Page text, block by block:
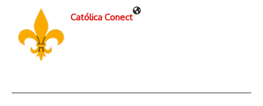
Católica Conect